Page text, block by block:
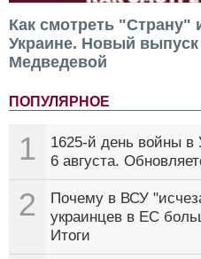
Как смотреть
Украине. Новый выпуск
Медведевой
ПОПУЛЯРНОЕ
1
1625-й день войны в
6 августа.
2
Почему в ВСУ
украинцев в ЕС
Итоги